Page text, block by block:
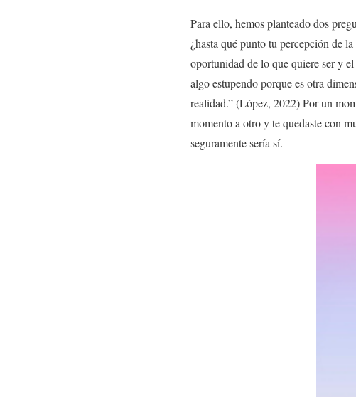
Para ello, hemos planteado dos
¿hasta qué punto tu percepción de
oportunidad de lo que quiere ser y
algo estupendo porque es otra
realidad.” (López, 2022) Por un
momento a otro y te quedaste con
seguramente sería sí.